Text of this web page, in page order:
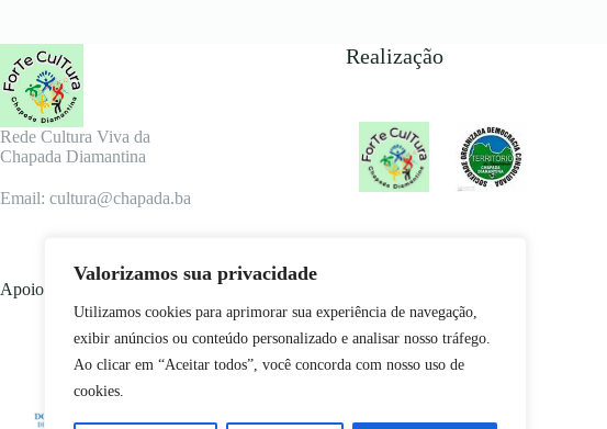
Valorizamos sua privacidade
Utilizamos cookies para aprimorar sua experiência de navegação,
exibir anúncios ou conteúdo personalizado e analisar nosso tráfego.
Ao clicar em “Aceitar todos”, você concorda com nosso uso de
cookies.
Rede Cultura Viva da
Chapada Diamantina
Email: cultura@chapada.ba
Realização
Apoio